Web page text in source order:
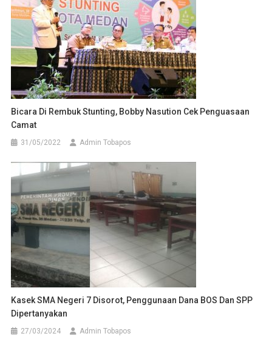
Bicara Di Rembuk Stunting, Bobby Nasution Cek Penguasaan
Camat
31/05/2022 Admin Tobapos
Kasek SMA Negeri 7 Disorot, Penggunaan Dana BOS Dan SPP
Dipertanyakan
27/03/2024 Admin Tobapos